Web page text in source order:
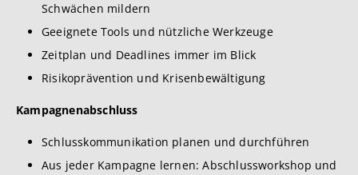
Schwächen mildern
Geeignete Tools und nützliche Werkzeuge
Zeitplan und Deadlines immer im Blick
Risikoprävention und Krisenbewältigung
Kampagnenabschluss
Schlusskommunikation planen und durchführen
Aus jeder Kampagne lernen: Abschlussworkshop und